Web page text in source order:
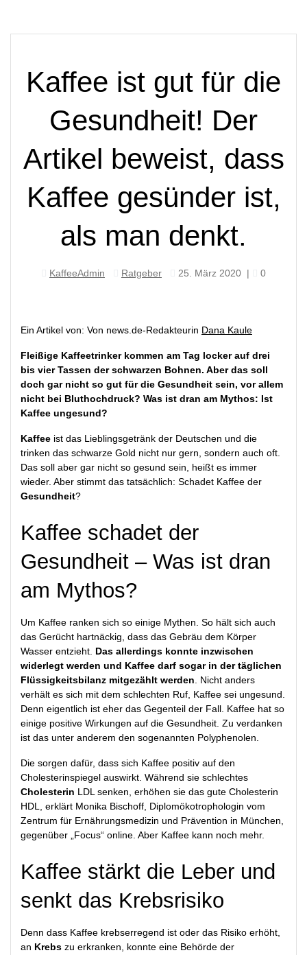
Kaffee ist gut für die
Gesundheit! Der
Artikel beweist, dass
Kaffee gesünder ist,
als man denkt.
KaffeeAdmin Ratgeber 25. März 2020 | 0
Ein Artikel von: Von news.de-Redakteurin Dana Kaule
Fleißige Kaffeetrinker kommen am Tag locker auf drei
bis vier Tassen der schwarzen Bohnen. Aber das soll
doch gar nicht so gut für die Gesundheit sein, vor allem
nicht bei Bluthochdruck? Was ist dran am Mythos: Ist
Kaffee ungesund?
Kaffee ist das Lieblingsgetränk der Deutschen und die
trinken das schwarze Gold nicht nur gern, sondern auch oft.
Das soll aber gar nicht so gesund sein, heißt es immer
wieder. Aber stimmt das tatsächlich: Schadet Kaffee der
Gesundheit?
Kaffee schadet der
Gesundheit – Was ist dran
am Mythos?
Um Kaffee ranken sich so einige Mythen. So hält sich auch
das Gerücht hartnäckig, dass das Gebräu dem Körper
Wasser entzieht. Das allerdings konnte inzwischen
widerlegt werden und Kaffee darf sogar in der täglichen
Flüssigkeitsbilanz mitgezählt werden. Nicht anders
verhält es sich mit dem schlechten Ruf, Kaffee sei ungesund.
Denn eigentlich ist eher das Gegenteil der Fall. Kaffee hat so
einige positive Wirkungen auf die Gesundheit. Zu verdanken
ist das unter anderem den sogenannten Polyphenolen.
Die sorgen dafür, dass sich Kaffee positiv auf den
Cholesterinspiegel auswirkt. Während sie schlechtes
Cholesterin LDL senken, erhöhen sie das gute Cholesterin
HDL, erklärt Monika Bischoff, Diplomökotrophologin vom
Zentrum für Ernährungsmedizin und Prävention in München,
gegenüber „Focus“ online. Aber Kaffee kann noch mehr.
Kaffee stärkt die Leber und
senkt das Krebsrisiko
Denn dass Kaffee krebserregend ist oder das Risiko erhöht,
an Krebs zu erkranken, konnte eine Behörde der